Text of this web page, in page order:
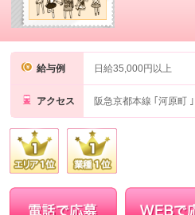
給与例 日給35,000円以上
アクセス 阪急京都本線 ｢河原町 ｣